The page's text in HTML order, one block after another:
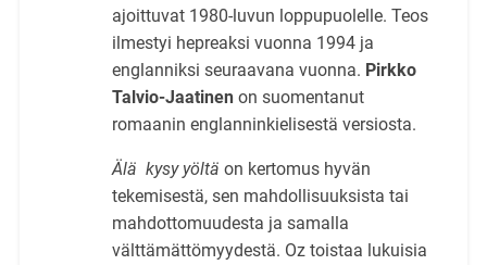
ajoittuvat 1980-luvun loppupuolelle. Teos
ilmestyi hepreaksi vuonna 1994 ja
englanniksi seuraavana vuonna. Pirkko
Talvio-Jaatinenon suomentanut
romaanin englanninkielisestä versiosta.
Älä kysy yöltä on kertomus hyvän
tekemisestä, sen mahdollisuuksista tai
mahdottomuudesta ja samalla
välttämättömyydestä. Oz toistaa lukuisia